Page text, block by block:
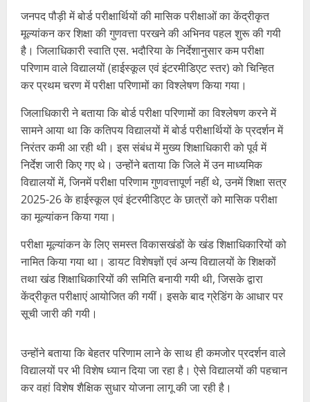
जनपद पौड़ी में बोर्ड परीक्षार्थियों की मासिक परीक्षाओं का केंद्रीकृत
मूल्यांकन कर शिक्षा की गुणवत्ता परखने की अभिनव पहल शुरू की गयी
है। जिलाधिकारी स्वाति एस. भदौरिया के निर्देशानुसार कम परीक्षा
परिणाम वाले विद्यालयों (हाईस्कूल एवं इंटरमीडिएट स्तर) को चिन्हित
कर प्रथम चरण में परीक्षा परिणामों का विश्लेषण किया गया।
जिलाधिकारी ने बताया कि बोर्ड परीक्षा परिणामों का विश्लेषण करने में
सामने आया था कि कतिपय विद्यालयों में बोर्ड परीक्षार्थियों के प्रदर्शन में
निरंतर कमी आ रही थी। इस संबंध में मुख्य शिक्षाधिकारी को पूर्व में
निर्देश जारी किए गए थे। उन्होंने बताया कि जिले में उन माध्यमिक
विद्यालयों में, जिनमें परीक्षा परिणाम गुणवत्तापूर्ण नहीं थे, उनमें शिक्षा सत्र
2025-26 के हाईस्कूल एवं इंटरमीडिएट के छात्रों को मासिक परीक्षा
का मूल्यांकन किया गया।
परीक्षा मूल्यांकन के लिए समस्त विकासखंडों के खंड शिक्षाधिकारियों को
नामित किया गया था। डायट विशेषज्ञों एवं अन्य विद्यालयों के शिक्षकों
तथा खंड शिक्षाधिकारियों की समिति बनायी गयी थी, जिसके द्वारा
केंद्रीकृत परीक्षाएं आयोजित की गयीं। इसके बाद ग्रेडिंग के आधार पर
सूची जारी की गयी।
उन्होंने बताया कि बेहतर परिणाम लाने के साथ ही कमजोर प्रदर्शन वाले
विद्यालयों पर भी विशेष ध्यान दिया जा रहा है। ऐसे विद्यालयों की पहचान
कर वहां विशेष शैक्षिक सुधार योजना लागू की जा रही है।